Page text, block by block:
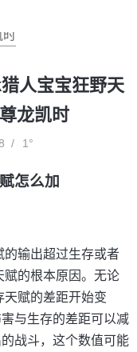
人宝宝狂野天
龙凯时
1°
怎么加
的输出超过生存或者
赋的根本原因。无论
赋的差距开始变
与生存的差距可以减
战斗，这个数值可能